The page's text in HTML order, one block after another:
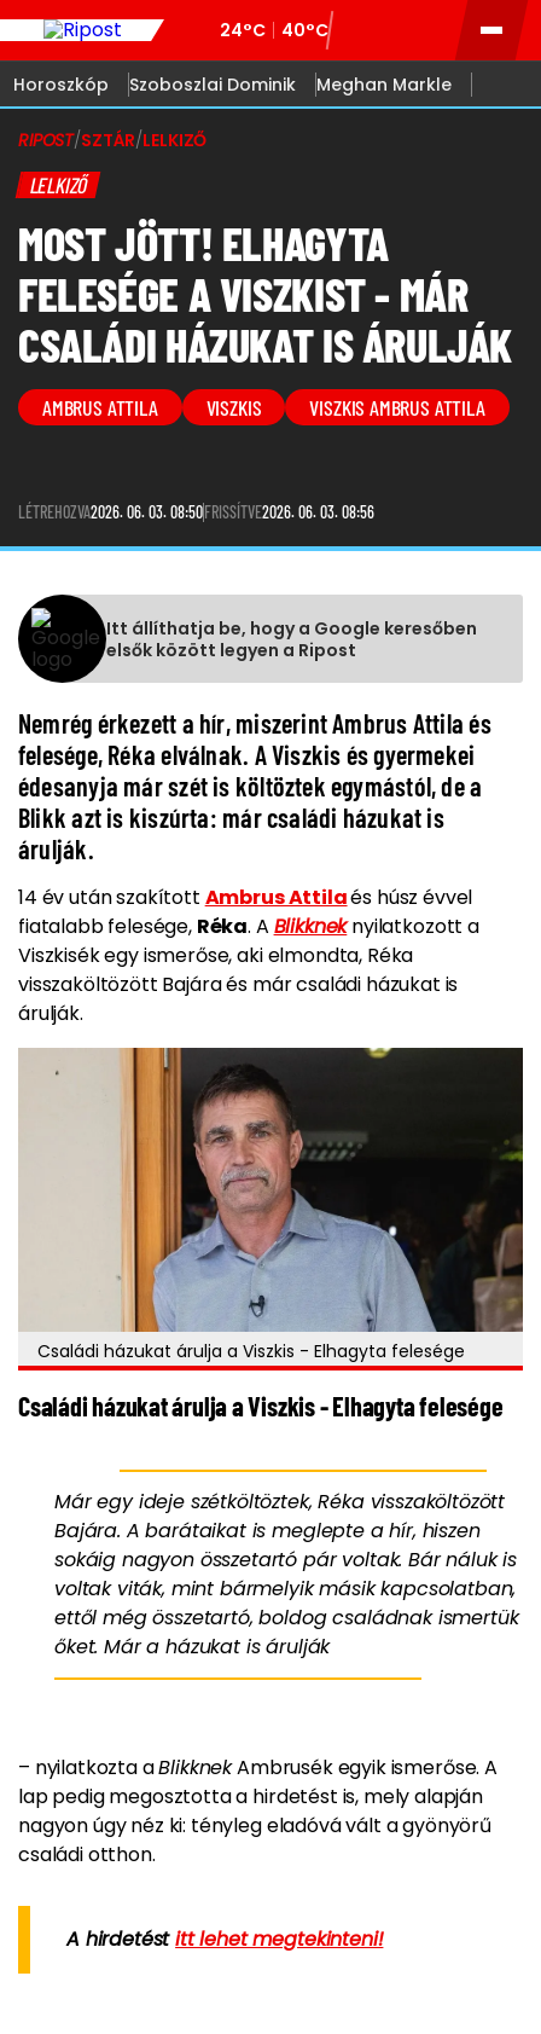
24°C 40°C
Horoszkóp Szoboszlai Dominik Meghan Markle
RIPOST/SZTÁR/LELKIZŐ
LELKIZŐ
MOST JÖTT! ELHAGYTA
FELESÉGE A VISZKIST - MÁR
CSALÁDI HÁZUKAT IS ÁRULJÁK
AMBRUS ATTILA VISZKIS VISZKIS AMBRUS ATTILA
LÉTREHOZVA2026. 06. 03. 08:50FRISSÍTVE2026. 06. 03. 08:56
Itt állíthatja be, hogy a Google keresőben
elsők között legyen a Ripost
Nemrég érkezett a hír, miszerint Ambrus Attila és
felesége, Réka elválnak. A Viszkis és gyermekei
édesanyja már szét is költöztek egymástól, de a
Blikk azt is kiszúrta: már családi házukat is
árulják.
14 év után szakított Ambrus Attilaés húsz évvel
fiatalabb felesége, Réka. A Blikkneknyilatkozott a
Viszkisék egy ismerőse, aki elmondta, Réka
visszaköltözött Bajára és már családi házukat is
árulják.
Családi házukat árulja a Viszkis - Elhagyta felesége
Családi házukat árulja a Viszkis - Elhagyta felesége
Már egy ideje szétköltöztek, Réka visszaköltözött
Bajára. A barátaikat is meglepte a hír, hiszen
sokáig nagyon összetartó pár voltak. Bár náluk is
voltak viták, mint bármelyik másik kapcsolatban,
ettől még összetartó, boldog családnak ismertük
őket. Már a házukat is árulják
– nyilatkozta aBlikknekAmbrusék egyik ismerőse. A
lap pedig megosztotta a hirdetést is, mely alapján
nagyon úgy néz ki: tényleg eladóvá vált a gyönyörű
családi otthon.
A hirdetéstitt lehet megtekinteni!